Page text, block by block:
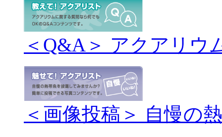
＜Q&A＞ アクアリウ
＜画像投稿＞ 自慢の